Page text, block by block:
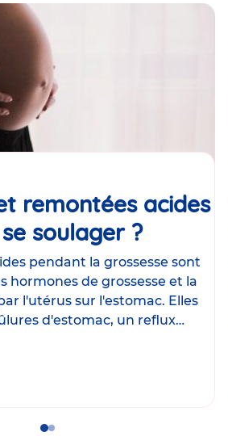
remontées acides
soulager ?Article
pendant la grossesse sont
hormones de grossesse et la
l'utérus sur l'estomac. Elles
d'estomac, un reflux
GoGo